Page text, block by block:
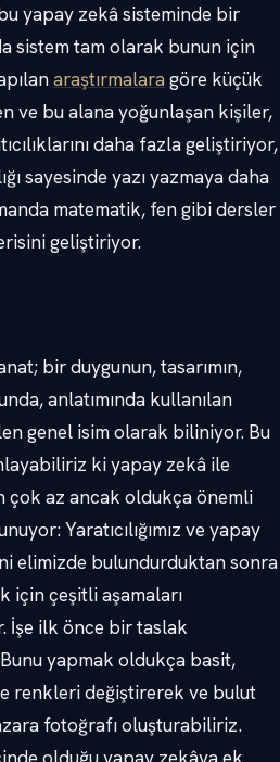
yapay zekâ sisteminde bir
sistem tam olarak bunun için
araştırmalara göre küçük
ve bu alana yoğunlaşan kişiler,
daha fazla geliştiriyor,
sayesinde yazı yazmaya daha
matematik, fen gibi dersler
geliştiriyor.
bir duygunun, tasarımın,
anlatımında kullanılan
genel isim olarak biliniyor. Bu
ki yapay zekâ ile
çok az ancak oldukça önemli
Yaratıcılığımız ve yapay
elimizde bulundurduktan sonra
için çeşitli aşamaları
İşe ilk önce bir taslak
yapmak oldukça basit,
renkleri değiştirerek ve bulut
fotoğrafı oluşturabiliriz.